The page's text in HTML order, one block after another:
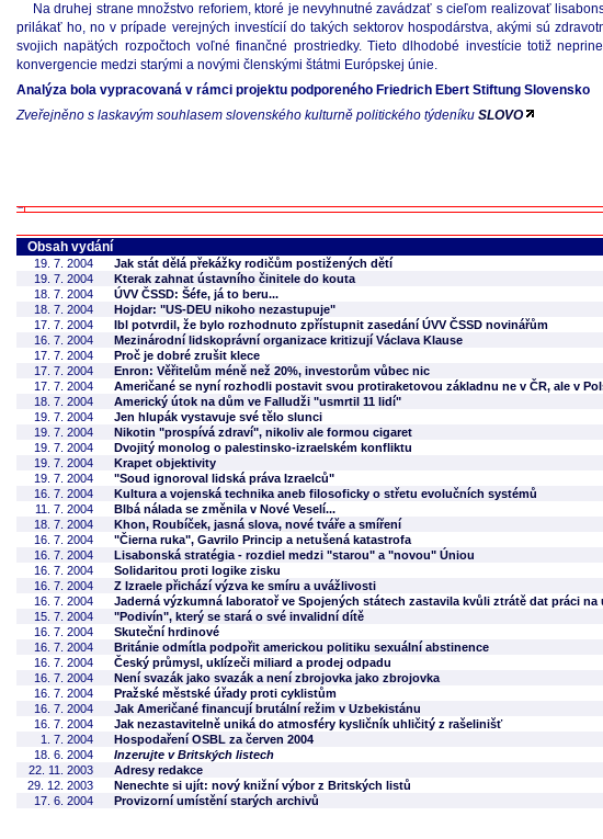
Na druhej strane množstvo reforiem, ktoré je nevyhnutné zavádzať s cieľom realizovať
prilákať ho, no v prípade verejných investícií do takých sektorov hospodárstva, akými sú
svojich napätých rozpočtoch voľné finančné prostriedky. Tieto dlhodobé investície totiž
konvergencie medzi starými a novými členskými štátmi Európskej únie.
Analýza bola vypracovaná v rámci projektu podporeného Friedrich Ebert Stiftung Slovensko
Zveřejněno s laskavým souhlasem slovenského kulturně politického týdeníku SLOVO
Obsah vydání
19. 7. 2004 Jak stát dělá překážky rodičům postižených dětí
19. 7. 2004
Kterak zahnat ústavního činitele do kouta
18. 7. 2004
ÚVV ČSSD: Šéfe, já to beru...
18. 7. 2004
Hojdar: "US-DEU nikoho nezastupuje"
17. 7. 2004
Ibl potvrdil, že bylo rozhodnuto zpřístupnit zasedání ÚVV ČSSD novinářům
16. 7. 2004
Mezinárodní lidskoprávní organizace kritizují Václava Klause
17. 7. 2004
Proč je dobré zrušit klece
17. 7. 2004
Enron: Věřitelům méně než 20%, investorům vůbec nic
17. 7. 2004
Američané se nyní rozhodli postavit svou protiraketovou základnu ne v ČR, ale v
18. 7. 2004
Americký útok na dům ve Falludži "usmrtil 11 lidí"
19. 7. 2004
Jen hlupák vystavuje své tělo slunci
19. 7. 2004
Nikotin "prospívá zdraví", nikoliv ale formou cigaret
19. 7. 2004
Dvojitý monolog o palestinsko-izraelském konfliktu
19. 7. 2004
Krapet objektivity
19. 7. 2004
"Soud ignoroval lidská práva Izraelců"
16. 7. 2004
Kultura a vojenská technika aneb filosoficky o střetu evolučních systémů
11. 7. 2004
Blbá nálada se změnila v Nové Veselí...
18. 7. 2004
Khon, Roubíček, jasná slova, nové tváře a smíření
16. 7. 2004
"Čierna ruka", Gavrilo Princip a netušená katastrofa
16. 7. 2004
Lisabonská stratégia - rozdiel medzi "starou" a "novou" Úniou
16. 7. 2004
Solidaritou proti logike zisku
16. 7. 2004
Z Izraele přichází výzva ke smíru a uvážlivosti
16. 7. 2004
Jaderná výzkumná laboratoř ve Spojených státech zastavila kvůli ztrátě dat práci
15. 7. 2004
"Podivín", který se stará o své invalidní dítě
16. 7. 2004
Skuteční hrdinové
16. 7. 2004
Británie odmítla podpořit americkou politiku sexuální abstinence
16. 7. 2004
Český průmysl, uklízeči miliard a prodej odpadu
16. 7. 2004
Není svazák jako svazák a není zbrojovka jako zbrojovka
16. 7. 2004
Pražské městské úřady proti cyklistům
16. 7. 2004
Jak Američané financují brutální režim v Uzbekistánu
16. 7. 2004
Jak nezastavitelně uniká do atmosféry kysličník uhličitý z rašelinišť
1. 7. 2004
Hospodaření OSBL za červen 2004
18. 6. 2004
Inzerujte v Britských listech
22. 11. 2003
Adresy redakce
29. 12. 2003
Nenechte si ujít: nový knižní výbor z Britských listů
17. 6. 2004
Provizorní umístění starých archivů